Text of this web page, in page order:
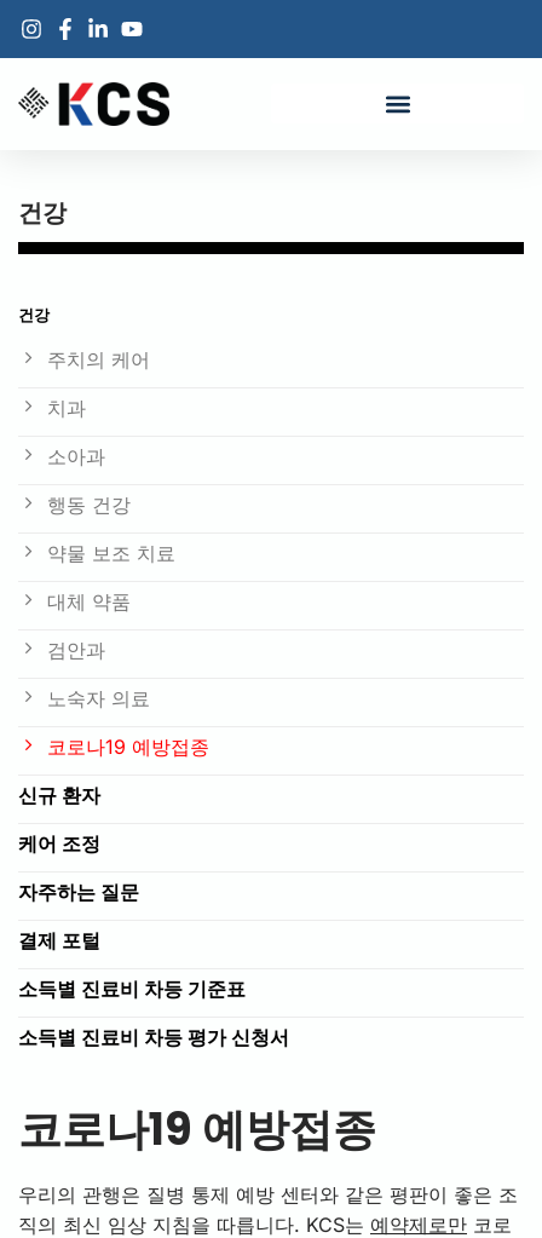
건강
건강
주치의 케어
치과
소아과
행동 건강
약물 보조 치료
대체 약품
검안과
노숙자 의료
코로나19 예방접종
신규 환자
케어 조정
자주하는 질문
결제 포털
소득별 진료비 차등 기준표
소득별 진료비 차등 평가 신청서
코로나19 예방접종
우리의 관행은 질병 통제 예방 센터와 같은 평판이 좋은 조
직의 최신 임상 지침을 따릅니다. KCS는 예약제로만 코로